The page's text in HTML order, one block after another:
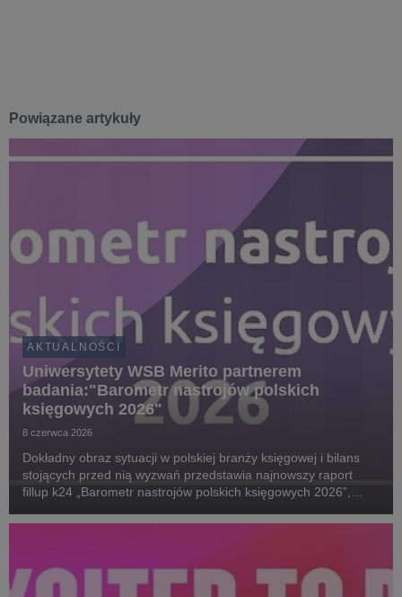
Powiązane artykuły
AKTUALNOŚCI
Uniwersytety WSB Merito partnerem
badania:"Barometr nastrojów polskich
księgowych 2026"
8 czerwca 2026
Dokładny obraz sytuacji w polskiej branży księgowej i bilans
stojących przed nią wyzwań przedstawia najnowszy raport
fillup k24 „Barometr nastrojów polskich księgowych 2026”,
w Polsce, Uniwersytetami WSB Merito i G...